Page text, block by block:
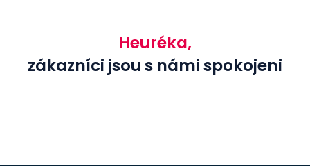
Heuréka,
zákazníci jsou s námi spokojeni